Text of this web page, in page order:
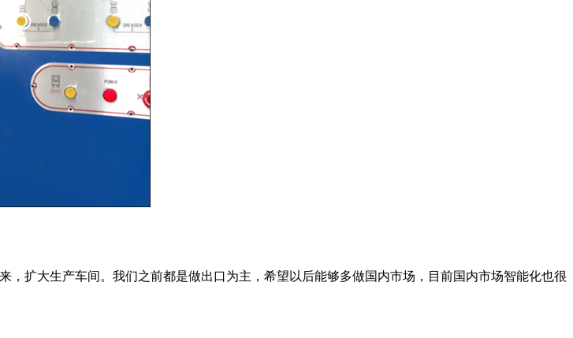
扩大生产车间。我们之前都是做出口为主，希望以后能够多做国内市场，目前国内市场智能化也很